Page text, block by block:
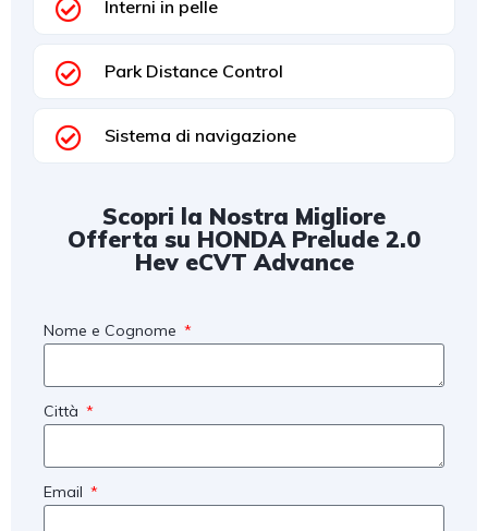
Interni in pelle
Park Distance Control
Sistema di navigazione
Scopri la Nostra Migliore
Offerta su HONDA Prelude 2.0
Hev eCVT Advance
Nome e Cognome
Città
Email